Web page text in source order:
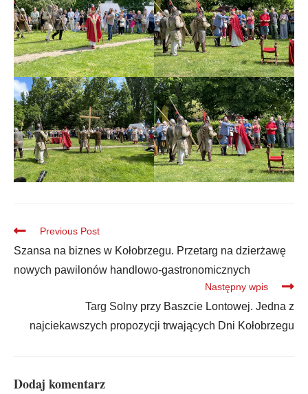
Previous Post
Szansa na biznes w Kołobrzegu. Przetarg na dzierżawę
nowych pawilonów handlowo-gastronomicznych
Następny wpis
Targ Solny przy Baszcie Lontowej. Jedna z
najciekawszych propozycji trwających Dni Kołobrzegu
Dodaj komentarz